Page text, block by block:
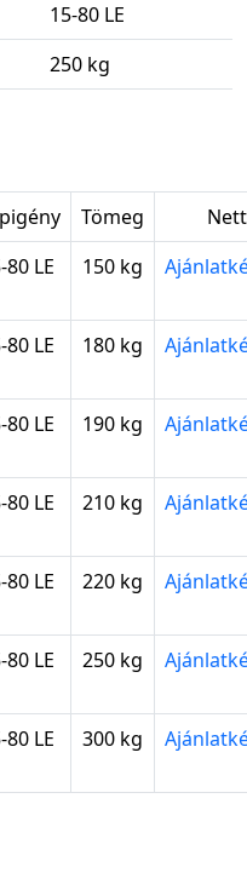
15-80 LE
250 kg
Tömeg
80 LE 150 kg
80 LE 180 kg
80 LE 190 kg
80 LE 210 kg
80 LE 220 kg
80 LE 250 kg
80 LE 300 kg